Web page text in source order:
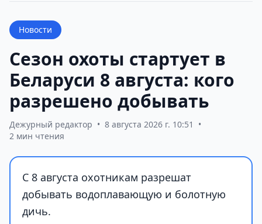
Новости
Сезон охоты стартует в
Беларуси 8 августа: кого
разрешено добывать
Дежурный редактор • 8 августа 2026 г. 10:51
•
2 мин чтения
С 8 августа охотникам разрешат
добывать водоплавающую и болотную
дичь.